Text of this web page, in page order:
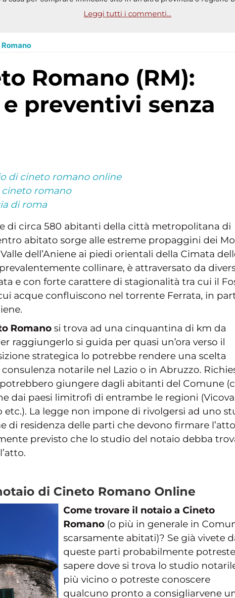
Leggi tutti i commenti...
preventivi senza
di cineto romano online
cineto romano
di roma
di circa 580 abitanti della città metropolitana di
abitato sorge alle estreme propaggini dei
dell’Aniene ai piedi orientali della Cimata
collinare, è attraversato da
e con forte carattere di stagionalità tra cui il
acque confluiscono nel torrente Ferrata, in
Romano si trova ad una cinquantina di km da
raggiungerlo si guida per quasi un’ora verso il
strategica lo potrebbe rendere una scelta
notarile nel Lazio o in Abruzzo.
potrebbero giungere dagli abitanti del Comune
dai paesi limitrofi di entrambe le regioni
etc.). La legge non impone di rivolgersi ad uno
di residenza delle parti che devono firmare
previsto che lo studio del notaio debba
di Cineto Romano Online
Come trovare il notaio a Cineto
Romano (o più in generale in
scarsamente abitati)? Se già vivete
queste parti probabilmente potreste
sapere dove si trova lo studio
più vicino o potreste conoscere
qualcuno pronto a consigliarvene